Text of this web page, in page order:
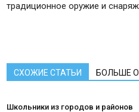
традиционное оружие и
СХОЖИЕ СТАТЬИ БОЛЬШЕ
Школьники из городов и районов